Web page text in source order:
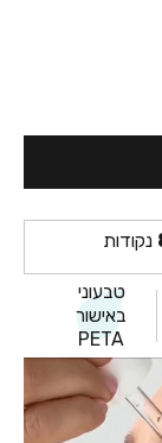
נקודות
טבעוני
באישור
PETA